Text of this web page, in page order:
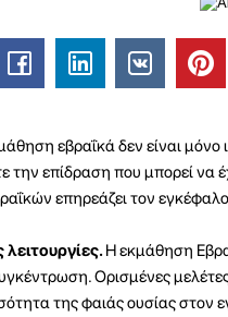
εβραΐκά δεν είναι
την επίδραση που μπορεί να
επηρεάζει τον εγκέφαλο
λειτουργίες.Η εκμάθηση
Ορισμένες
της φαιάς ουσίας στον